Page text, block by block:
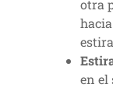
otra
en el